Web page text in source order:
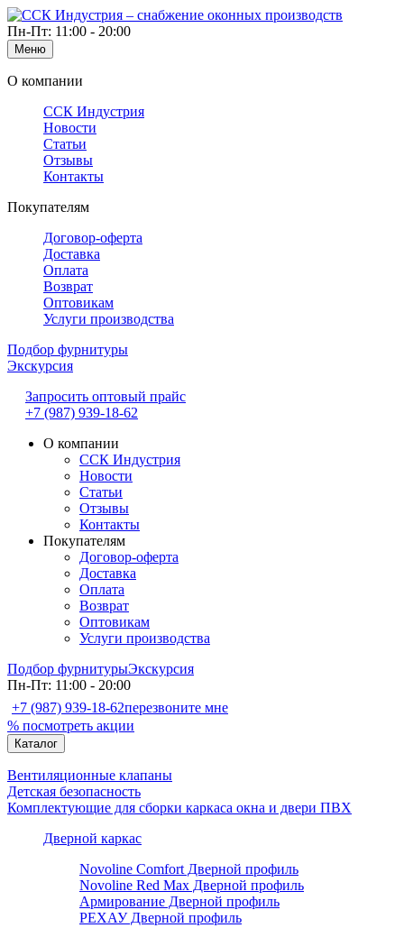
Пн-Пт: 11:00 - 20:00
Меню
О компании
ССК Индустрия
Новости
Статьи
Отзывы
Контакты
Покупателям
Договор-оферта
Доставка
Оплата
Возврат
Оптовикам
Услуги производства
Подбор фурнитуры
Экскурсия
Запросить оптовый прайс
+7 (987) 939-18-62
О компании
ССК Индустрия
Новости
Статьи
Отзывы
Контакты
Покупателям
Договор-оферта
Доставка
Оплата
Возврат
Оптовикам
Услуги производства
Подбор фурнитурыЭкскурсия
Пн-Пт: 11:00 - 20:00
+7 (987) 939-18-62перезвоните мне
% посмотреть акции
Каталог
Вентиляционные клапаны
Детская безопасность
Комплектующие для сборки каркаса окна и двери ПВХ
Дверной каркас
Novoline Comfort Дверной профиль
Novoline Red Мax Дверной профиль
Армирование Дверной профиль
РЕХАУ Дверной профиль